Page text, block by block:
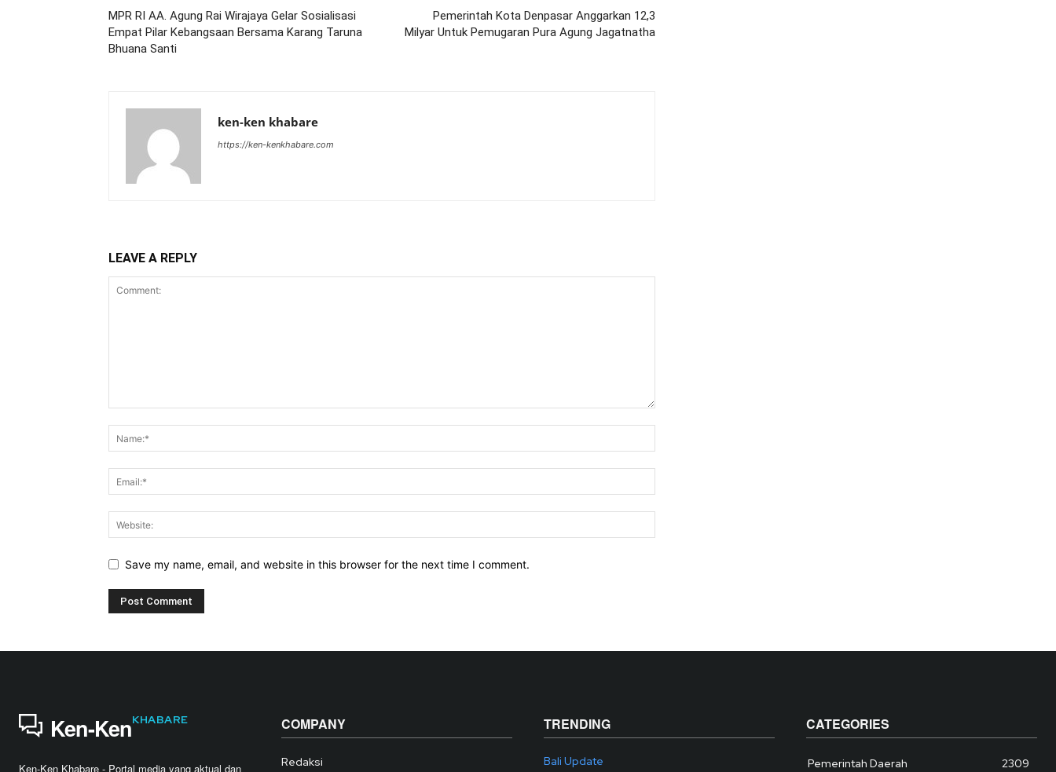
MPR RI AA. Agung Rai Wirajaya Gelar Sosialisasi
Empat Pilar Kebangsaan Bersama Karang Taruna
Bhuana Santi
Pemerintah Kota Denpasar Anggarkan 12,3
Milyar Untuk Pemugaran Pura Agung Jagatnatha
ken-ken khabare
https://ken-kenkhabare.com
LEAVE A REPLY
Save my name, email, and website in this browser for the next time I comment.
Ken-KenKHABARE
Ken-Ken Khabare - Portal media yang aktual dan
COMPANY
Redaksi
TRENDING
Bali Update
CATEGORIES
Pemerintah Daerah 2309